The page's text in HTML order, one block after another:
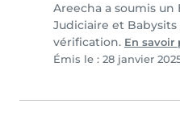
Areecha a soumis un
Judiciaire et
vérification. En savoir
Émis le : 28 janvier